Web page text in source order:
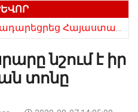
նշում է իր
տոնը